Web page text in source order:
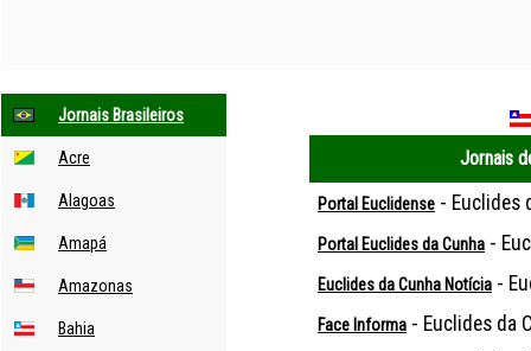
Jornais Brasileiros
Acre
Alagoas
Amapá
Amazonas
Bahia
Jornais
Portal Euclidense - Euclides
Portal Euclides da Cunha -
Euclides da Cunha Notícia -
Face Informa - Euclides da